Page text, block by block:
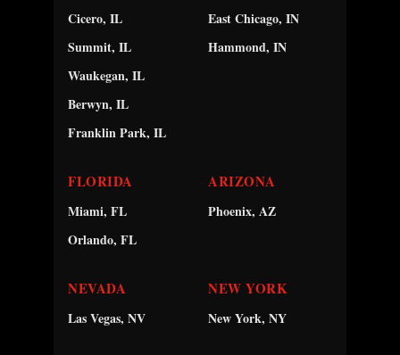
Cicero, IL
Summit, IL
Waukegan, IL
Berwyn, IL
Franklin Park, IL
East Chicago, IN
Hammond, IN
FLORIDA
Miami, FL
Orlando, FL
ARIZONA
Phoenix, AZ
NEVADA
Las Vegas, NV
NEW YORK
New York, NY